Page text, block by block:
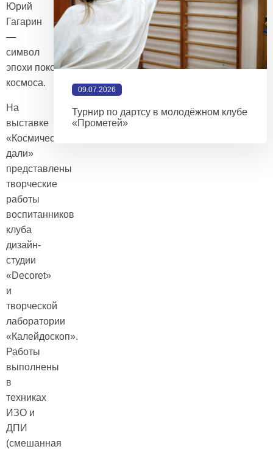
Юрий
Гагарин
—
символ
эпохи покорения
космоса.
На
выставке
«Космические
дали»
представлены
творческие
работы
воспитанников
клуба
дизайн-
студии
«Decoret»
и
творческой
лаборатории
«Калейдоскоп».
Работы
выполнены
в
техниках
ИЗО и
ДПИ
(смешанная
09.07.2026
Турнир по дартсу в молодёжном клубе
«Прометей»